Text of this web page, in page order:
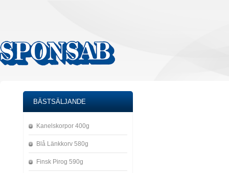
BÄSTSÄLJANDE
Kanelskorpor 400g
Blå Länkkorv 580g
Finsk Pirog 590g